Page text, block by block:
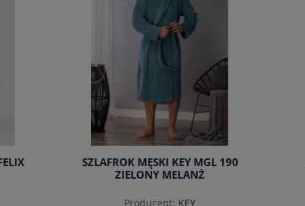
SZLAFROK MĘSKI KEY MGL 190
ZIELONY MELANŻ
Producent: KEY